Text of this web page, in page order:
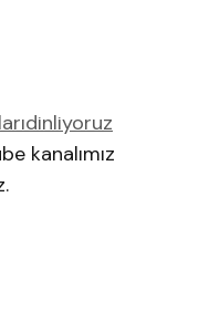
kanalımız